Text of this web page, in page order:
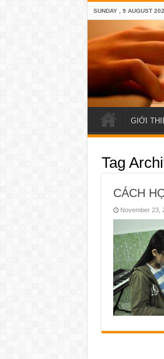
SUNDAY , 9 AUGUST
GIỚI
Tag
CÁCH
November 23,